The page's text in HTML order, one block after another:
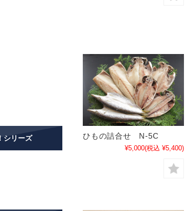
ひもの詰合せ N-5C
¥5,000(税込 ¥5,400)
シリーズ